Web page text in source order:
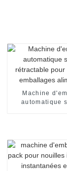
Machine
automatique